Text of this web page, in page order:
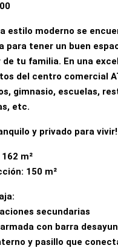
estilo moderno se
para tener un buen
tu familia. En una
del centro comercial
gimnasio, escuelas,
etc.
y privado para vivir!
m²
150 m²
secundarias
armada con barra
y pasillo que